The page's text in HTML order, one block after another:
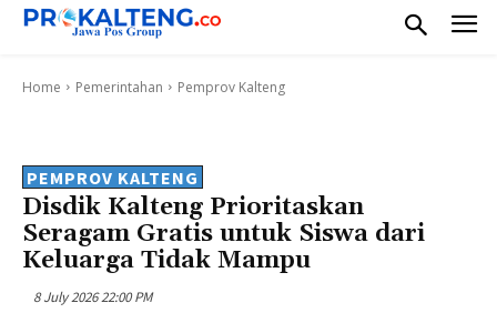
Home Pemerintahan Pemprov Kalteng
PEMPROV KALTENG
Disdik Kalteng Prioritaskan
Seragam Gratis untuk Siswa dari
Keluarga Tidak Mampu
8 July 2026 22:00 PM